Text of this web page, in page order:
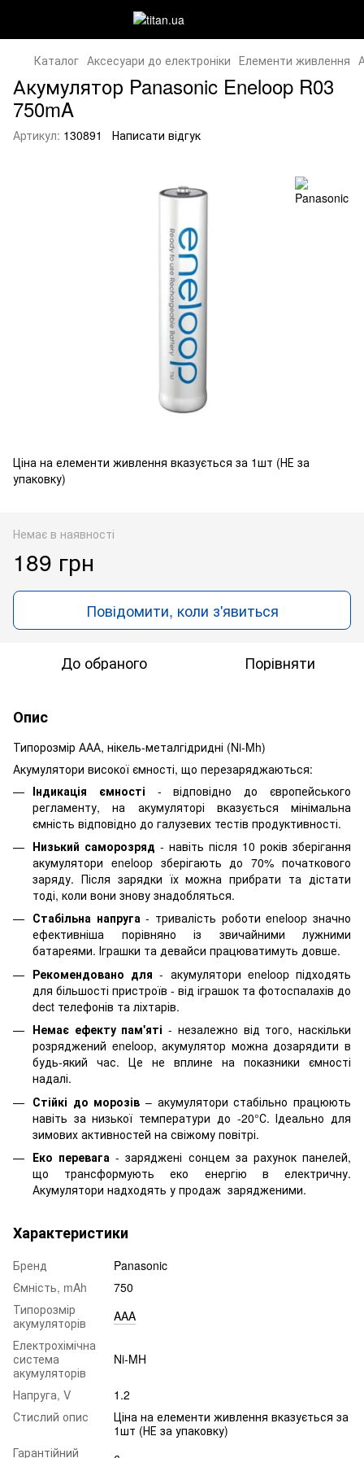
Каталог Аксесуари до електроніки Елементи живлення
Акумулятор Panasonic Eneloop R03
750mA
Артикул: 130891 Написати відгук
Ціна на елементи живлення вказується за 1шт (НЕ за
упаковку)
Немає в наявності
189 грн
Повідомити, коли з'явиться
До обраного Порівняти
Опис
Типорозмір ААА, нікель-металгідридні (Ni-Mh)
Акумулятори високої ємності, що перезаряджаються:
Індикація ємності - відповідно до європейського
регламенту, на акумуляторі вказується мінімальна
ємність відповідно до галузевих тестів продуктивності.
Низький саморозряд - навіть після 10 років зберігання
акумулятори eneloop зберігають до 70% початкового
заряду. Після зарядки їх можна прибрати та дістати
тоді, коли вони знову знадобляться.
Стабільна напруга- тривалість роботи eneloop значно
ефективніша порівняно із звичайними лужними
батареями. Іграшки та девайси працюватимуть довше.
Рекомендовано для- акумулятори eneloop підходять
для більшості пристроїв - від іграшок та фотоспалахів до
dect телефонів та ліхтарів.
Немає ефекту пам'яті- незалежно від того, наскільки
розряджений eneloop, акумулятор можна дозарядити в
будь-який час. Це не вплине на показники ємності
надалі.
Стійкі до морозів – акумулятори стабільно працюють
навіть за низької температури до -20°С. Ідеально для
зимових активностей на свіжому повітрі.
Еко перевага - заряджені сонцем за рахунок панелей,
що трансформують еко енергію в електричну.
Акумулятори надходять у продаж зарядженими.
Характеристики
Бренд
Panasonic
Ємність, mAh
750
Типорозмір
акумуляторів
AAA
Електрохімічна
система
акумуляторів
Ni-MH
Напруга, V
1.2
Стислий опис
Ціна на елементи живлення вказується за
1шт (НЕ за упаковку)
Гарантійний